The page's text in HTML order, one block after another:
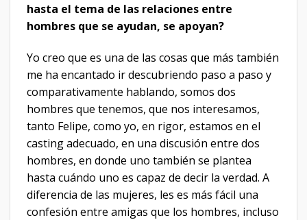
hasta el tema de las relaciones entre
hombres que se ayudan, se apoyan?
Yo creo que es una de las cosas que más también
me ha encantado ir descubriendo paso a paso y
comparativamente hablando, somos dos
hombres que tenemos, que nos interesamos,
tanto Felipe, como yo, en rigor, estamos en el
casting adecuado, en una discusión entre dos
hombres, en donde uno también se plantea
hasta cuándo uno es capaz de decir la verdad. A
diferencia de las mujeres, les es más fácil una
confesión entre amigas que los hombres, incluso